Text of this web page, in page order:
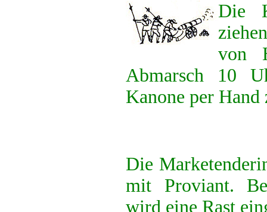
Die
von
Abmarsch 10
Kanone per Hand
Die
mit Proviant.
wird eine Rast